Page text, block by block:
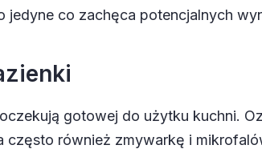
jedyne co zachęca potencjalnych
gotowej do użytku kuchni.
często również zmywarkę i